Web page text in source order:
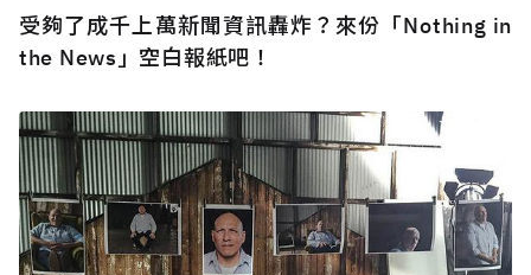
受夠了成千上萬新聞資訊轟炸？來份「Nothing in
the News」空白報紙吧！